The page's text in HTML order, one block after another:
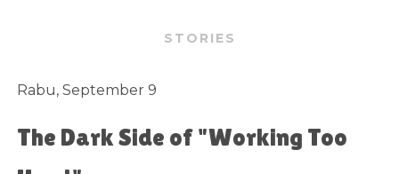
STORIES
Rabu, September 9
The Dark Side of "Working Too